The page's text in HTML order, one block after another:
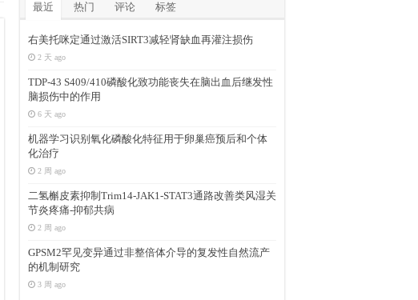
最近 热门 评论 标签
右美托咪定通过激活SIRT3减轻肾缺血再灌注损伤
2 天 ago
TDP-43 S409/410磷酸化致功能丧失在脑出血后继发性
脑损伤中的作用
6 天 ago
机器学习识别氧化磷酸化特征用于卵巢癌预后和个体
化治疗
2 周 ago
二氢槲皮素抑制Trim14-JAK1-STAT3通路改善类风湿关
节炎疼痛-抑郁共病
2 周 ago
GPSM2罕见变异通过非整倍体介导的复发性自然流产
的机制研究
3 周 ago